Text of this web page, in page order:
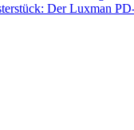
Der Luxman